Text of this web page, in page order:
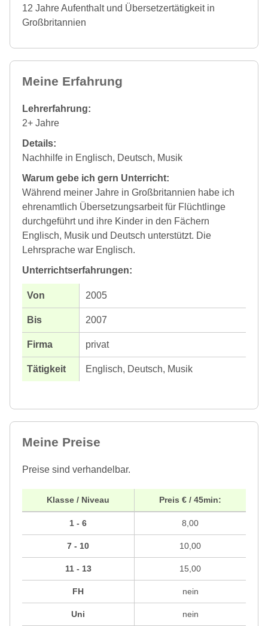
12 Jahre Aufenthalt und Übersetzertätigkeit in
Großbritannien
Meine Erfahrung
Lehrerfahrung:
2+ Jahre
Details:
Nachhilfe in Englisch, Deutsch, Musik
Warum gebe ich gern Unterricht:
Während meiner Jahre in Großbritannien habe ich
ehrenamtlich Übersetzungsarbeit für Flüchtlinge
durchgeführt und ihre Kinder in den Fächern
Englisch, Musik und Deutsch unterstützt. Die
Lehrsprache war Englisch.
Unterrichtserfahrungen:
2005
2007
privat
Englisch, Deutsch, Musik
Meine Preise
Preise sind verhandelbar.
Klasse / Niveau
1 - 6
7 - 10
11 - 13
FH
Uni
Preis € / 45min:
8,00
10,00
15,00
nein
nein